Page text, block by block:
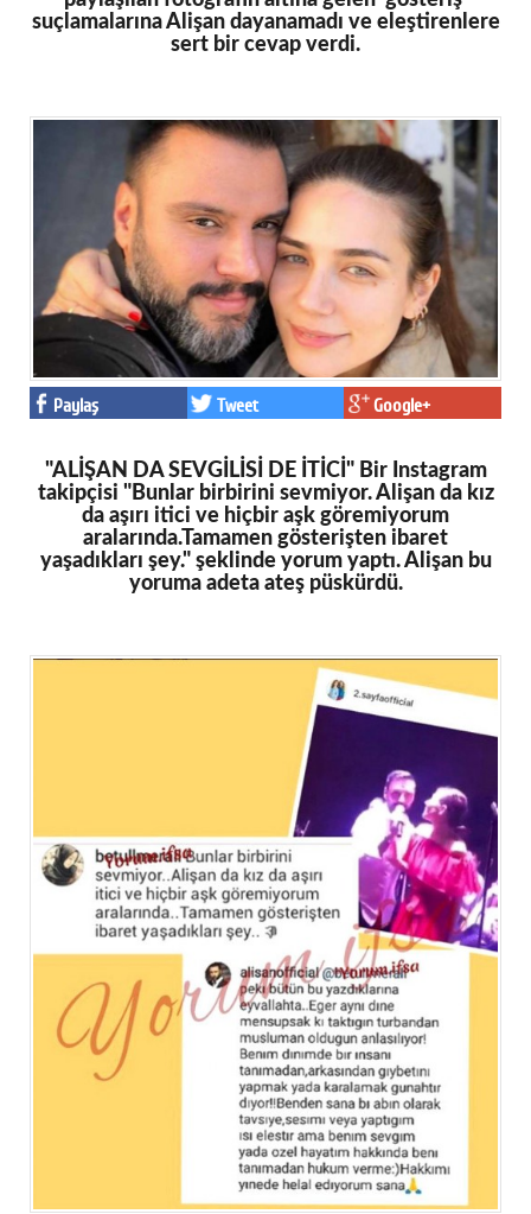
suçlamalarına Alişan dayanamadı ve eleştirenlere
sert bir cevap verdi.
Paylaş Tweet Google+
"ALİŞAN DA SEVGİLİSİ DE İTİCİ" Bir Instagram
takipçisi "Bunlar birbirini sevmiyor. Alişan da kız
da aşırı itici ve hiçbir aşk göremiyorum
aralarında.Tamamen gösterişten ibaret
yaşadıkları şey." şeklinde yorum yaptı. Alişan bu
yoruma adeta ateş püskürdü.